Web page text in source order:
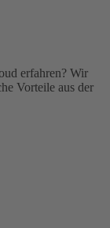
erfahren? Wir
Vorteile aus der